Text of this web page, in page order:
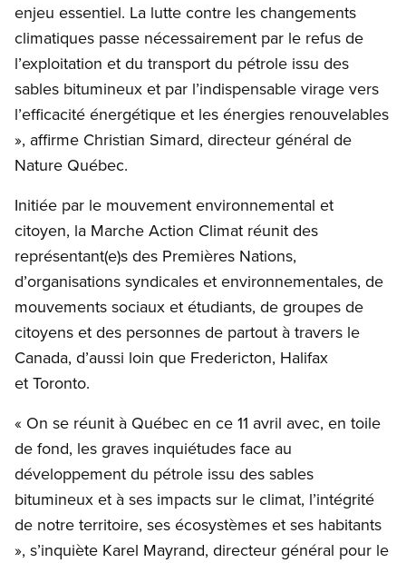
enjeu essentiel. La lutte contre les changements
climatiques passe nécessairement par le refus de
l’exploitation et du transport du pétrole issu des
sables bitumineux et par l’indispensable virage vers
l’efficacité énergétique et les énergies renouvelables
», affirme Christian Simard, directeur général de
Nature Québec.
Initiée par le mouvement environnemental et
citoyen, la Marche Action Climat réunit des
représentant(e)s des Premières Nations,
d’organisations syndicales et environnementales, de
mouvements sociaux et étudiants, de groupes de
citoyens et des personnes de partout à travers le
Canada, d’aussi loin que Fredericton, Halifax
et Toronto.
« On se réunit à Québec en ce 11 avril avec, en toile
de fond, les graves inquiétudes face au
développement du pétrole issu des sables
bitumineux et à ses impacts sur le climat, l’intégrité
de notre territoire, ses écosystèmes et ses habitants
», s’inquiète Karel Mayrand, directeur général pour le